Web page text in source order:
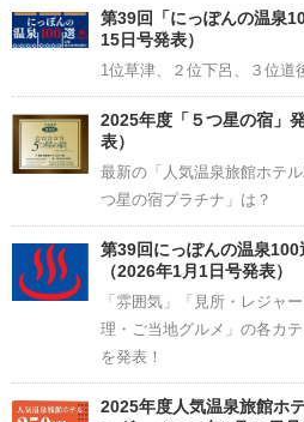
第39回「にっぽんの温泉
15日号発表）
1位草津、２位下呂、３位道
2025年度「５つ星の宿」
表）
最新の「人気温泉旅館ホテ
つ星の宿プラチナ」は？
第39回にっぽんの温泉100
（2026年1月1日号発表）
「雰囲気」「見所・レジャ
理・ご当地グルメ」の各カ
を発表！
2025年度人気温泉旅館ホ